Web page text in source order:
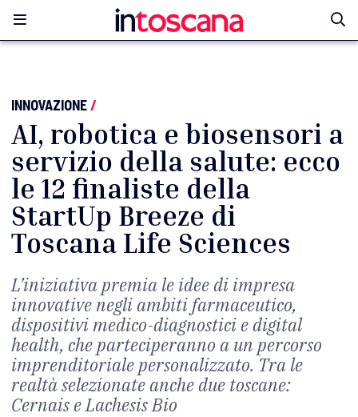
INNOVAZIONE/
AI, robotica e biosensori a
servizio della salute: ecco
le 12 finaliste della
StartUp Breeze di
Toscana Life Sciences
L’iniziativa premia le idee di impresa
innovative negli ambiti farmaceutico,
dispositivi medico-diagnostici e digital
health, che parteciperanno a un percorso
imprenditoriale personalizzato. Tra le
realtà selezionate anche due toscane:
Cernais e Lachesis Bio